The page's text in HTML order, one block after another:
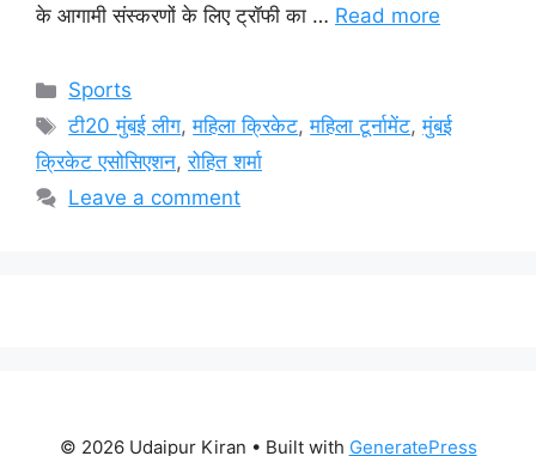
के आगामी संस्करणों के लिए ट्रॉफी का … Read more
Categories
Sports
Tags
टी20 मुंबई लीग,महिला क्रिकेट,महिला टूर्नामेंट,मुंबई
क्रिकेट एसोसिएशन,रोहित शर्मा
Leave a comment
© 2026 Udaipur Kiran • Built with GeneratePress